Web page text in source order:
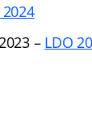
– LDO